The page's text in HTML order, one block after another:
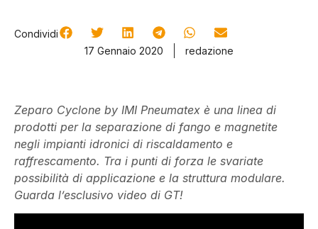
Condividi
17 Gennaio 2020
redazione
Zeparo Cyclone by IMI Pneumatex è una linea di
prodotti per la separazione di fango e magnetite
negli impianti idronici di riscaldamento e
raffrescamento. Tra i punti di forza le svariate
possibilità di applicazione e la struttura modulare.
Guarda l’esclusivo video di GT!